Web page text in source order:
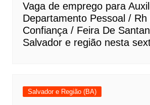
Vaga de emprego para
Departamento Pessoal /
Confiança / Feira De
Salvador e região nesta
Salvador e Região (BA)